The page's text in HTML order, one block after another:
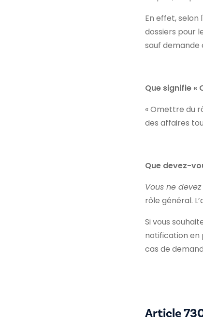
En effet, selon
dossiers pour
sauf demande
Que signifie «
« Omettre du
des affaires
Que devez-
Vous ne devez
rôle général.
Si vous
notification en
cas de
Article